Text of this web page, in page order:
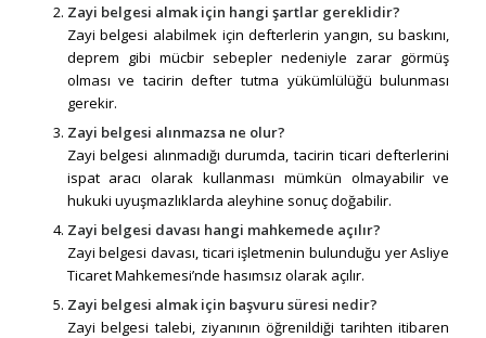
Zayi belgesi almak için hangi şartlar gereklidir?
Zayi belgesi alabilmek için defterlerin yangın, su baskını,
deprem gibi mücbir sebepler nedeniyle zarar görmüş
olması ve tacirin defter tutma yükümlülüğü bulunması
gerekir.
Zayi belgesi alınmazsa ne olur?
Zayi belgesi alınmadığı durumda, tacirin ticari defterlerini
ispat aracı olarak kullanması mümkün olmayabilir ve
hukuki uyuşmazlıklarda aleyhine sonuç doğabilir.
Zayi belgesi davası hangi mahkemede açılır?
Zayi belgesi davası, ticari işletmenin bulunduğu yer Asliye
Ticaret Mahkemesi’nde hasımsız olarak açılır.
Zayi belgesi almak için başvuru süresi nedir?
Zayi belgesi talebi, ziyanının öğrenildiği tarihten itibaren